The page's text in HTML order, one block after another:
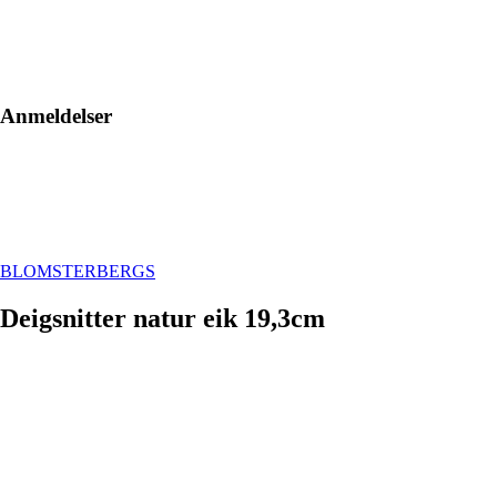
Anmeldelser
BLOMSTERBERGS
Deigsnitter natur eik 19,3cm